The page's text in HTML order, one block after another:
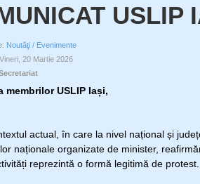
USLIP
Noutăţi / Evenimente
20 Martie 2026
membrilor USLIP Iași,
actual, în care la nivel național și
naționale organizate de minister,
reprezintă o formă legitimă de protest.